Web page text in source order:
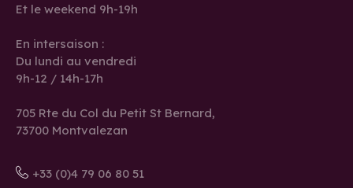
Et le weekend 9h-19h
En intersaison :
Du lundi au vendredi
9h-12 / 14h-17h
705 Rte du Col du Petit St Bernard,
73700 Montvalezan
+33 (0)4 79 06 80 51